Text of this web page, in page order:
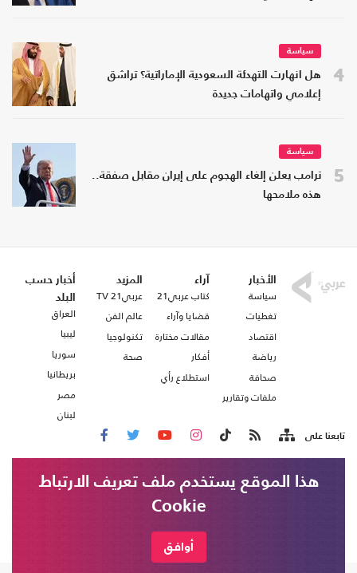
4
سياسة
هل انهارت التهدئة السعودية الإماراتية؟ تراشق
إعلامي واتهامات جديدة
5
سياسة
ترامب يعلن إلغاء الهجوم على إيران مقابل صفقة..
هذه ملامحها
الأخبار
سياسة
تغطيات
اقتصاد
رياضة
صحافة
ملفات وتقارير
آراء
كتاب عربي21
قضايا وآراء
مقالات مختارة
أفكار
استطلاع رأي
المزيد
عربي21 TV
عالم الفن
تكنولوجيا
صحة
أخبار حسب
البلد
العراق
ليبيا
سوريا
بريطانيا
مصر
لبنان
تابعنا على
من نحنهذا الموقع يستخدم ملف تعريف الارتباط
Cookie
أوافق